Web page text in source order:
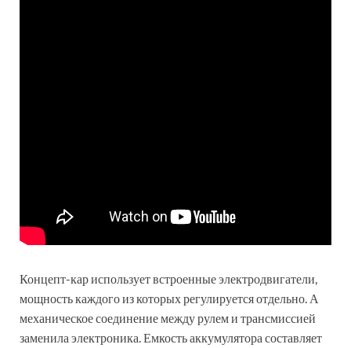
Концепт-кар использует встроенные электродвигатели,
мощность каждого из которых регулируется отдельно. А
механическое соединение между рулем и трансмиссией
заменила электроника. Емкость аккумулятора составляет